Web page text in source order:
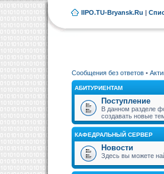
IIPO.TU-Bryansk.Ru |
Сообщения без ответов •
АБИТУРИЕНТАМ
Поступление
В данном разделе
создавать новые
КАФЕДРАЛЬНЫЙ СЕРВЕР
Новости
Здесь вы можете